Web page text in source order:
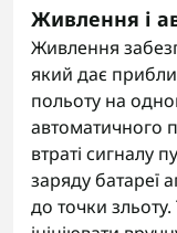
Живлення і
Живлення
який дає
польоту на
автоматичного
втраті сигналу
заряду батареї
до точки